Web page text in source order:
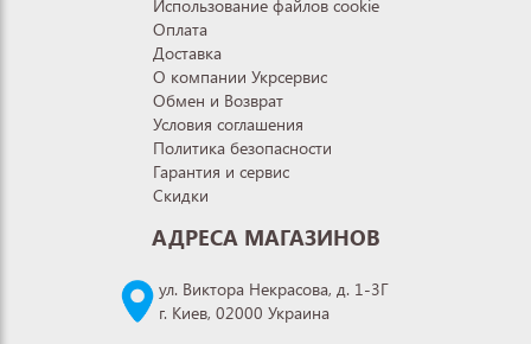
Использование файлов cookie
Оплата
Доставка
О компании Укрсервис
Обмен и Возврат
Условия соглашения
Политика безопасности
Гарантия и сервис
Скидки
АДРЕСА МАГАЗИНОВ
ул. Виктора Некрасова, д. 1-3Г
г. Киев, 02000 Украина